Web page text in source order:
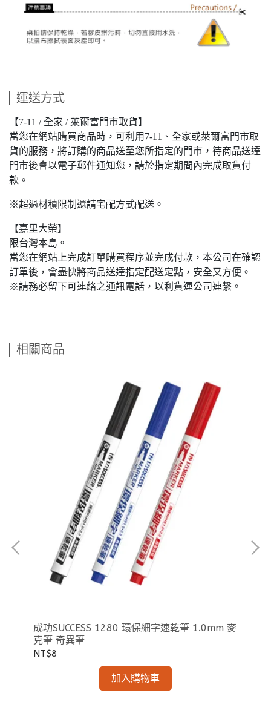
運送方式
【7-11 / 全家 / 萊爾富門市取貨】
當您在網站購買商品時，可利用7-11、全家或萊爾富門市取
貨的服務，將訂購的商品送至您所指定的門市，待商品送達
門市後會以電子郵件通知您，請於指定期間內完成取貨付
款。
※超過材積限制還請宅配方式配送。
【嘉里大榮】
限台灣本島。
當您在網站上完成訂單購買程序並完成付款，本公司在確認
訂單後，會盡快將商品送達指定配送定點，安全又方便。
※請務必留下可連絡之通訊電話，以利貨運公司連繫。
相關商品
成功SUCCESS 1280 環保細字速乾筆 1.0mm 麥
克筆 奇異筆
NT$8
加入購物車